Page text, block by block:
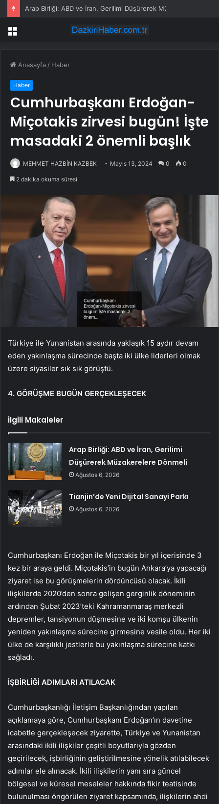
Menü
Anasayfa / Haber
Haber
Cumhurbaşkanı Erdoğan-
Miçotakis zirvesi bugün! İşte
masadaki 2 önemli başlık
MEHMET HAZBİN KAZBEK Mayıs 13, 2024 0 0
2 dakika okuma süresi
Türkiye ile Yunanistan arasında yaklaşık 15 aydır devam
eden yakınlaşma sürecinde başta iki ülke liderleri olmak
üzere siyasiler sık sık görüştü.
4. GÖRÜŞME BUGÜN GERÇEKLEŞECEK
İlgili Makaleler
Arap Birliği: ABD ve İran, Gerilimi
Düşürerek Müzakerelere Dönmeli
Ağustos 6, 2026
Tianjin’de Yeni Dijital Sanayi Parkı
Ağustos 6, 2026
Cumhurbaşkanı Erdoğan ile Miçotakis bir yıl içerisinde 3
kez bir araya geldi. Miçotakis’in bugün Ankara’ya yapacağı
ziyaret ise bu görüşmelerin dördüncüsü olacak. İkili
ilişkilerde 2020’den sonra gelişen gerginlik döneminin
ardından Şubat 2023’teki Kahramanmaraş merkezli
depremler, tansiyonun düşmesine ve iki komşu ülkenin
yeniden yakınlaşma sürecine girmesine vesile oldu. Her iki
ülke de karşılıklı jestlerle bu yakınlaşma sürecine katkı
sağladı.
İŞBİRLİĞİ ADIMLARI ATILACAK
Cumhurbaşkanlığı İletişim Başkanlığından yapılan
açıklamaya göre, Cumhurbaşkanı Erdoğan’ın davetine
icabetle gerçekleşecek ziyarette, Türkiye ve Yunanistan
arasındaki ikili ilişkiler çeşitli boyutlarıyla gözden
geçirilecek, işbirliğinin geliştirilmesine yönelik atılabilecek
adımlar ele alınacak. İkili ilişkilerin yanı sıra güncel
bölgesel ve küresel meseleler hakkında fikir teatisinde
bulunulması öngörülen ziyaret kapsamında, ilişkilerin ahdi